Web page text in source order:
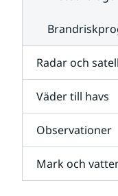
Radar och
Väder till havs
Observationer
Mark och